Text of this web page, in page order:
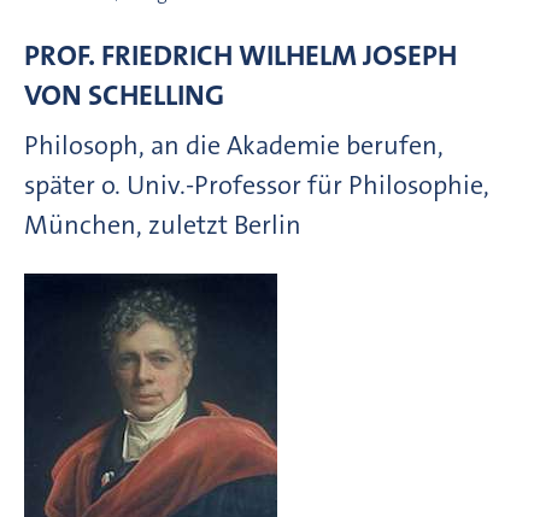
PROF. FRIEDRICH WILHELM JOSEPH
VON SCHELLING
Philosoph, an die Akademie berufen,
später o. Univ.-Professor für Philosophie,
München, zuletzt Berlin